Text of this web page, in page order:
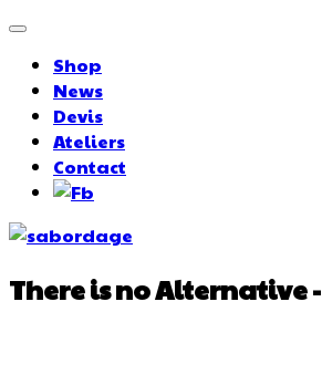
Shop
News
Devis
Ateliers
Contact
There is no Alternative